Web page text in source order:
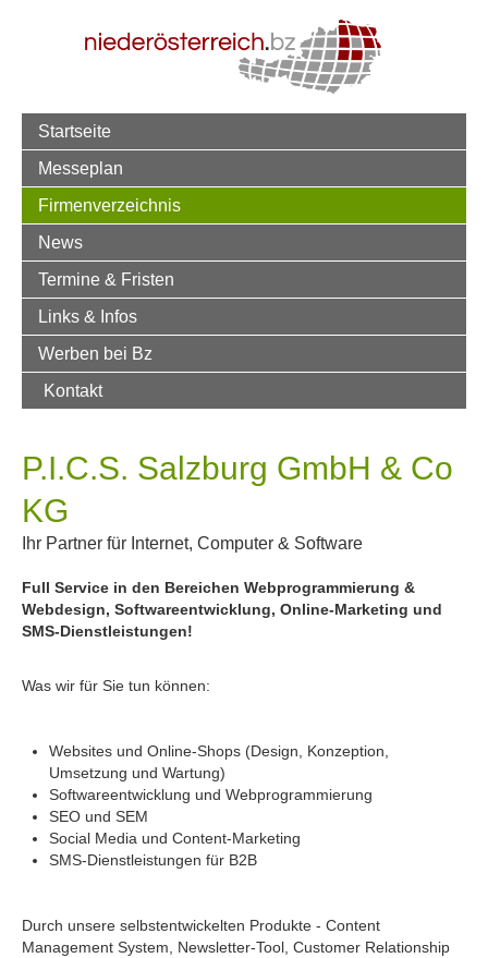
Startseite
Messeplan
Firmenverzeichnis
News
Termine & Fristen
Links & Infos
Werben bei Bz
Kontakt
P.I.C.S. Salzburg GmbH & Co
KG
Ihr Partner für Internet, Computer & Software
Full Service in den Bereichen Webprogrammierung &
Webdesign, Softwareentwicklung, Online-Marketing und
SMS-Dienstleistungen!
Was wir für Sie tun können:
Websites und Online-Shops (Design, Konzeption,
Umsetzung und Wartung)
Softwareentwicklung und Webprogrammierung
SEO und SEM
Social Media und Content-Marketing
SMS-Dienstleistungen für B2B
Durch unsere selbstentwickelten Produkte - Content
Management System, Newsletter-Tool, Customer Relationship